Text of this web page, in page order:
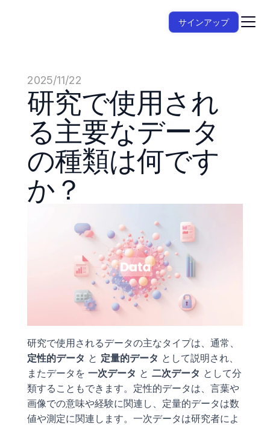
2025/11/22
研究で使用され
る主要なデータ
の種類は何です
か？
研究で使用されるデータの主なタイプは、通常、
定性的データ と 定量的データ として説明され、
またデータを 一次データ と 二次データ として分
類することもできます。定性的データは、言葉や
画像での意味や経験に関連し、定量的データは数
値や測定に関連します。一次データは研究者によ
サインアップ